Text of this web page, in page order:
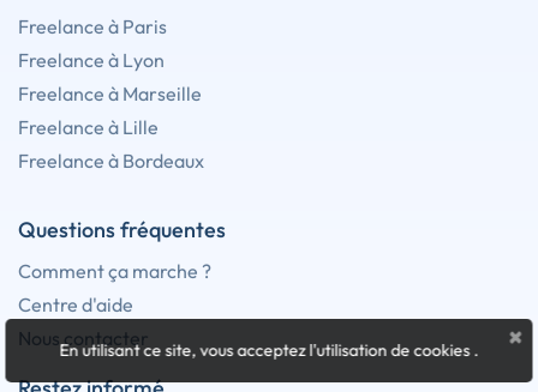
Freelance à Paris
Freelance à Lyon
Freelance à Marseille
Freelance à Lille
Freelance à Bordeaux
Questions fréquentes
Comment ça marche ?
Centre d'aide
Nous contacter
×
En utilisant ce site, vous acceptez l'utilisation de cookies.